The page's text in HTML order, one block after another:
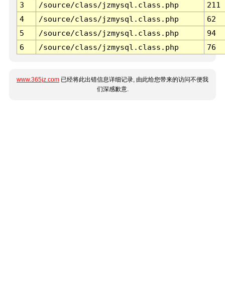
3 /source/class/jzmysql.class.php
211
4
/source/class/jzmysql.class.php
62
5
/source/class/jzmysql.class.php
94
6
/source/class/jzmysql.class.php 76
www.365jz.com 已经将此出错信息详细记录, 由此给您带来的访问不便我
们深感歉意.